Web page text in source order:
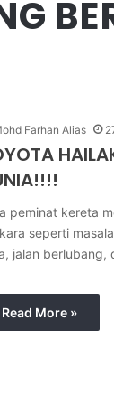
Farhan Alias
peminat kereta
seperti
jalan berlubang,
Read More »